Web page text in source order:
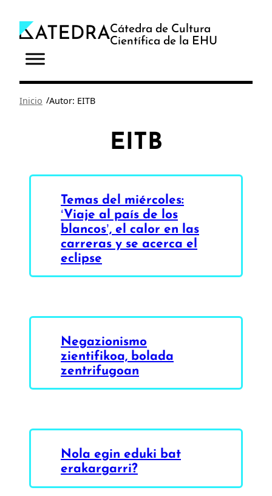
contenido
Cátedra de Cultura
Científica de la EHU
Inicio /Autor: EITB
EITB
Temas del miércoles:
‘Viaje al país de los
blancos’, el calor en las
carreras y se acerca el
eclipse
Negazionismo
zientifikoa, bolada
zentrifugoan
Nola egin eduki bat
erakargarri?